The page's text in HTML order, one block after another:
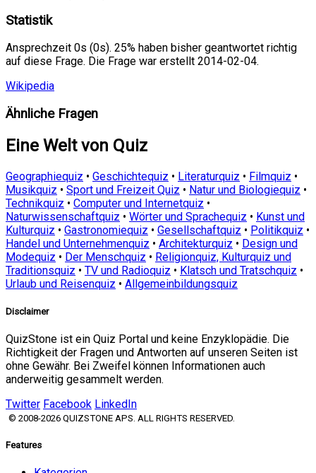
Statistik
Ansprechzeit 0s (0s). 25% haben bisher geantwortet richtig
auf diese Frage. Die Frage war erstellt 2014-02-04.
Wikipedia
Ähnliche Fragen
Eine Welt von Quiz
Geographiequiz • Geschichtequiz • Literaturquiz • Filmquiz •
Musikquiz • Sport und Freizeit Quiz • Natur und Biologiequiz •
Technikquiz • Computer und Internetquiz •
Naturwissenschaftquiz • Wörter und Sprachequiz • Kunst und
Kulturquiz • Gastronomiequiz • Gesellschaftquiz • Politikquiz •
Handel und Unternehmenquiz • Architekturquiz • Design und
Modequiz • Der Menschquiz • Religionquiz, Kulturquiz und
Traditionsquiz • TV und Radioquiz • Klatsch und Tratschquiz •
Urlaub und Reisenquiz • Allgemeinbildungsquiz
Disclaimer
QuizStone ist ein Quiz Portal und keine Enzyklopädie. Die
Richtigkeit der Fragen und Antworten auf unseren Seiten ist
ohne Gewähr. Bei Zweifel können Informationen auch
anderweitig gesammelt werden.
Twitter Facebook LinkedIn
© 2008-2026 QUIZSTONE APS. ALL RIGHTS RESERVED.
Features